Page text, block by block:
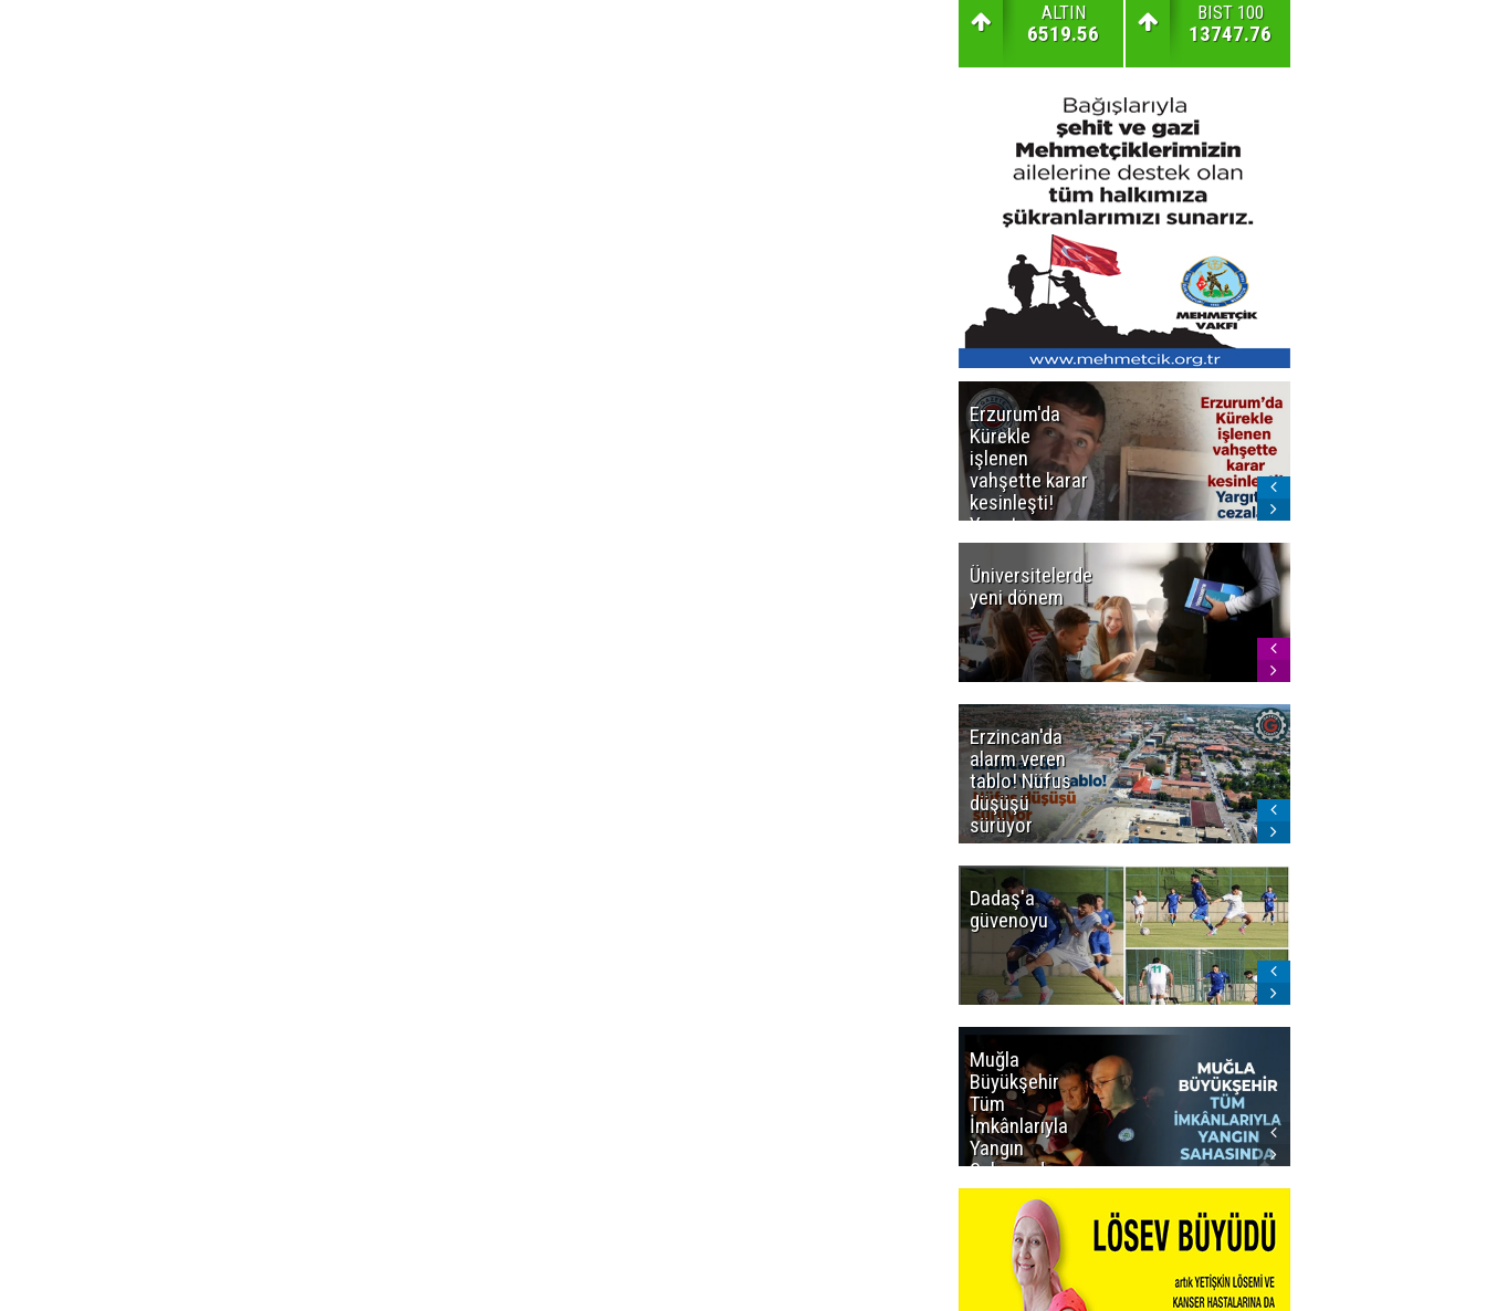
ALTIN
6519.56
BIST 100
13747.76
Erzurum'da
Kürekle
işlenen
vahşette karar
kesinleşti!
Yargıtay
cezaları onadı
Üniversitelerde
yeni dönem
Erzincan'da
alarm veren
tablo! Nüfus
düşüşü
sürüyor
Dadaş'a
güvenoyu
Muğla
Büyükşehir
Tüm
İmkânlarıyla
Yangın
Sahasında